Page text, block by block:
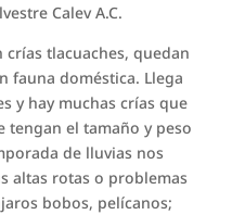
Calev A.C.
crías tlacuaches, quedan
fauna doméstica. Llega
y hay muchas crías que
tengan el tamaño y peso
de lluvias nos
altas rotas o problemas
bobos, pelícanos;